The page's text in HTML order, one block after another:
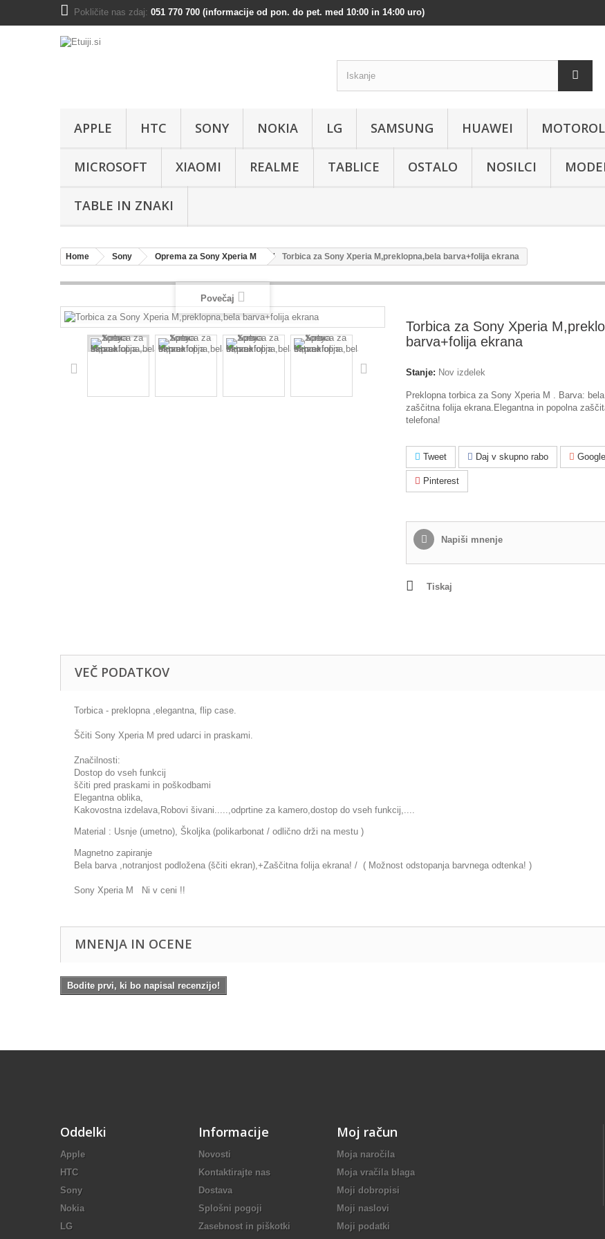
Pokličite nas zdaj: 051 770 700 (informacije od pon. do pet. med 10:00 in 14:00 uro)
APPLE HTC SONY NOKIA LG SAMSUNG HUAWEI
MICROSOFT XIAOMI REALME TABLICE OSTALO NOSILCI
TABLE IN ZNAKI
Home Sony Oprema za Sony Xperia M Torbica za Sony Xperia M,preklopna,bela barva+folija ekrana
Povečaj
Torbica za Sony Xperia
barva+folija ekrana
Stanje: Nov izdelek
Preklopna torbica za Sony Xperia M . Barva:
zaščitna folija ekrana.Elegantna in popolna
telefona!
Tweet Daj v skupno rabo
Pinterest
Napiši mnenje
Tiskaj
VEČ PODATKOV
Torbica - preklopna ,elegantna, flip case.
Ščiti Sony Xperia M pred udarci in praskami.
Značilnosti:
Dostop do vseh funkcij
ščiti pred praskami in poškodbami
Elegantna oblika,
Kakovostna izdelava,Robovi šivani.....,odprtine za kamero,dostop do vseh funkcij,....
Material : Usnje (umetno), Školjka (polikarbonat / odlično drži na mestu )
Magnetno zapiranje
Bela barva ,notranjost podložena (ščiti ekran),+Zaščitna folija ekrana! / ( Možnost odstopanja barvnega odtenka! )
Sony Xperia M Ni v ceni !!
MNENJA IN OCENE
Bodite prvi, ki bo napisal recenzijo!
Oddelki
Apple
HTC
Sony
Nokia
LG
Informacije
Novosti
Kontaktirajte nas
Dostava
Splošni pogoji
Zasebnost in piškotki
Moj račun
Moja naročila
Moja vračila blaga
Moji dobropisi
Moji naslovi
Moji podatki